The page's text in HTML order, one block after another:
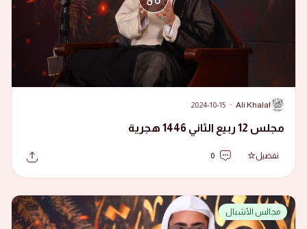
A
Ali Khalaf
·
2024-10-15
مجلس 12 ربيع الثاني 1446 هجرية
تفضيل 0
مجالس الأشبال